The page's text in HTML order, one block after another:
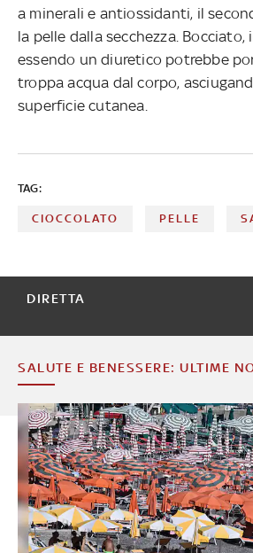
a minerali e antiossidanti, il
la pelle dalla secchezza. Bocciato,
essendo un diuretico potrebbe
troppa acqua dal corpo,
superficie cutanea.
TAG:
CIOCCOLATO PELLE
DIRETTA
SALUTE E BENESSERE: ULTIME